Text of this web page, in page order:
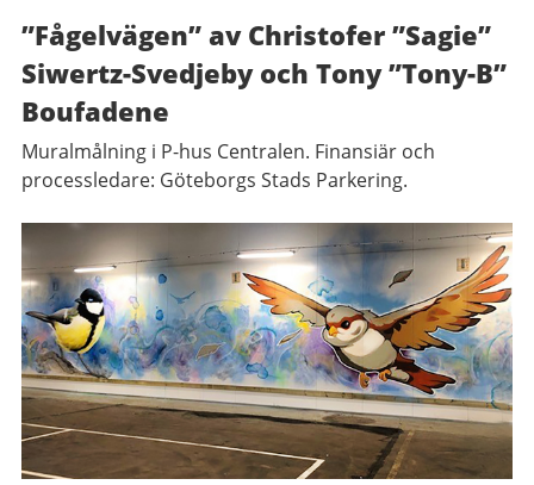
”Fågelvägen” av Christofer ”Sagie”
Siwertz-Svedjeby och Tony ”Tony-B”
Boufadene
Muralmålning i P-hus Centralen. Finansiär och
processledare: Göteborgs Stads Parkering.